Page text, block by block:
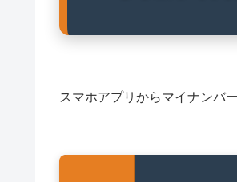
スマホアプリからマイナンバ